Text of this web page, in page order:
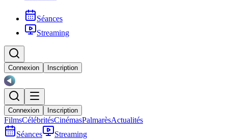
Séances
Streaming
Connexion Inscription
Connexion Inscription
FilmsCélébritésCinémasPalmarèsActualités
Séances
Streaming